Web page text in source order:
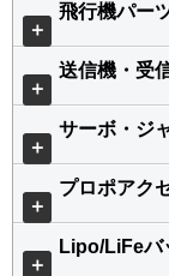
＋
飛行機パー
＋
送信機・受
＋
サーボ・ジ
＋
プロポアク
＋
Lipo/LiFeバ